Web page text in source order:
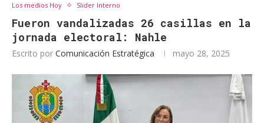
Los medios Hoy Slider Interno
Fueron vandalizadas 26 casillas en la
jornada electoral: Nahle
Escrito por Comunicación Estratégica mayo 28, 2025